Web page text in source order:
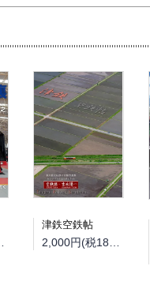
円)
津鉄空鉄帖
2,000円(税181円)